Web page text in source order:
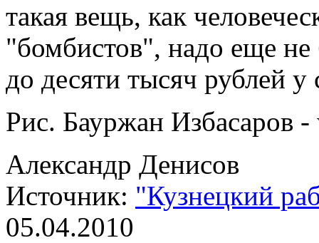
такая вещь, как
"бомбистов", надо еще
до десяти тысяч рублей у
Рис. Бауржан Избасаров
Александр Денисов
Источник: "Кузнецкий
05.04.2010